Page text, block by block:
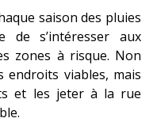
saison des pluies
s’intéresser aux
zones à risque. Non
endroits viables, mais
et les jeter à la rue